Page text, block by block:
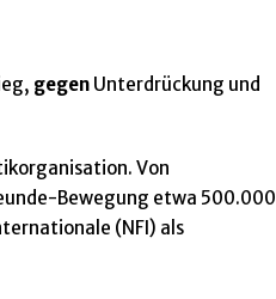
gegen Unterdrückung und
Von
Bewegung etwa 500.000
(NFI) als